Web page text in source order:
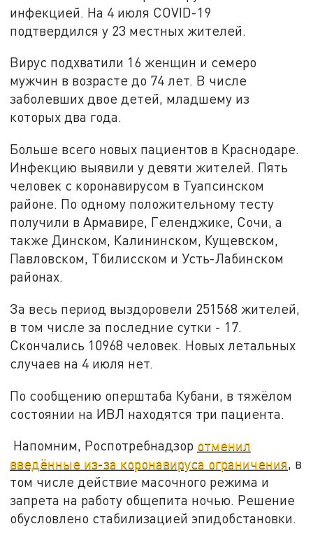
инфекцией. На 4 июля COVID-19
подтвердился у 23 местных жителей.
Вирус подхватили 16 женщин и семеро
мужчин в возрасте до 74 лет. В числе
заболевших двое детей, младшему из
которых два года.
Больше всего новых пациентов в Краснодаре.
Инфекцию выявили у девяти жителей. Пять
человек с коронавирусом в Туапсинском
районе. По одному положительному тесту
получили в Армавире, Геленджике, Сочи, а
также Динском, Калининском, Кущевском,
Павловском, Тбилисском и Усть-Лабинском
районах.
За весь период выздоровели 251568 жителей,
в том числе за последние сутки - 17.
Скончались 10968 человек. Новых летальных
случаев на 4 июля нет.
По сообщению оперштаба Кубани, в тяжёлом
состоянии на ИВЛ находятся три пациента.
Напомним, Роспотребнадзор отменил
введённые из-за коронавируса ограничения, в
том числе действие масочного режима и
запрета на работу общепита ночью. Решение
обусловлено стабилизацией эпидобстановки.